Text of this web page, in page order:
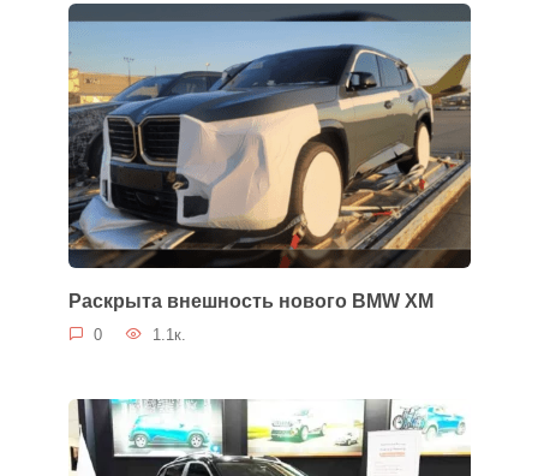
Раскрыта внешность нового BMW XM
0 1.1к.